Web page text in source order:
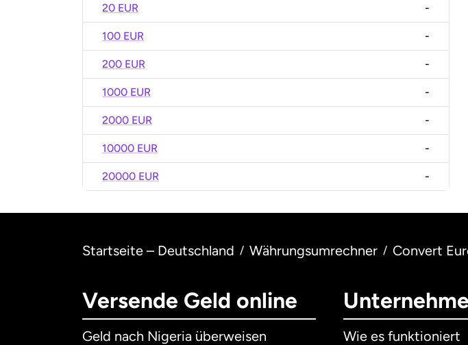
20 EUR -
100 EUR -
200 EUR -
1000 EUR -
2000 EUR -
10000 EUR -
20000 EUR -
Startseite – Deutschland / Währungsumrechner / Convert
Versende Geld online
Geld nach Nigeria überweisen
Wie es funktioniert